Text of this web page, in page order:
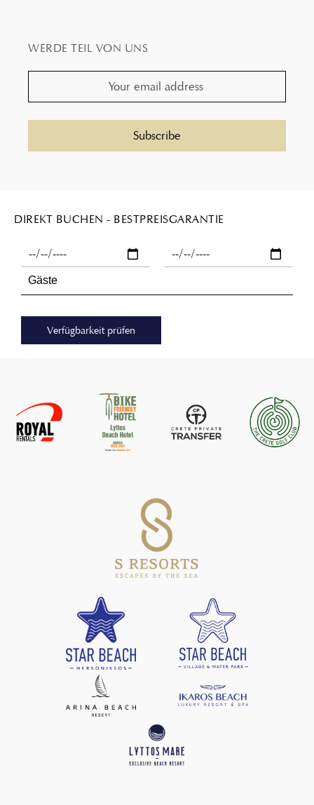
WERDE TEIL VON UNS
DIREKT BUCHEN - BESTPREISGARANTIE
Verfügbarkeit prüfen